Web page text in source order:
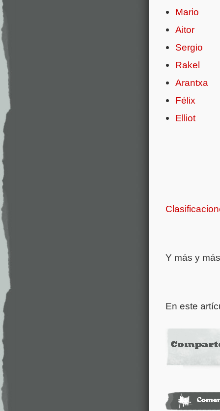
Mario
Aitor
Sergio
Rakel
Arantxa
Félix
Elliot
Y más y
En este